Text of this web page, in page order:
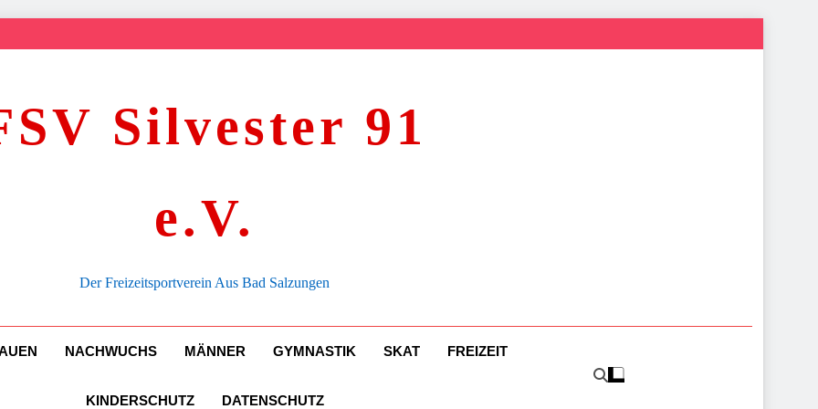
Silvester 91
e.V.
Der Freizeitsportverein Aus Bad Salzungen
NACHWUCHS MÄNNER GYMNASTIK SKAT FREIZEIT
KINDERSCHUTZ DATENSCHUTZ